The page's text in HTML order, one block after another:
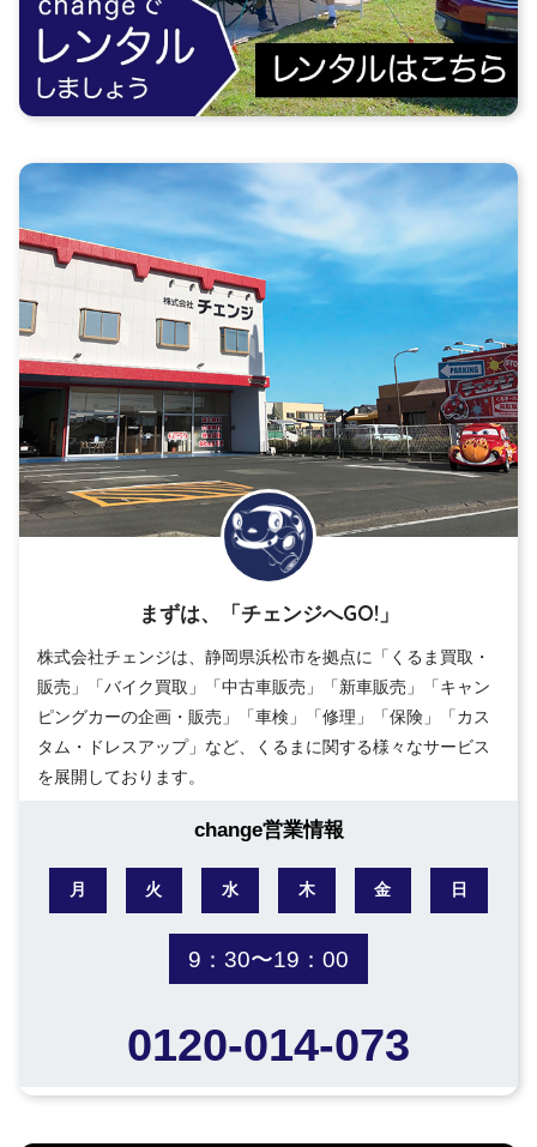
まずは、「チェンジへGO!」
株式会社チェンジは、静岡県浜松市を拠点に「くるま買取・
販売」「バイク買取」「中古車販売」「新車販売」「キャン
ピングカーの企画・販売」「車検」「修理」「保険」「カス
タム・ドレスアップ」など、くるまに関する様々なサービス
を展開しております。
change営業情報
月 火 水 木 金 日
9：30〜19：00
0120-014-073